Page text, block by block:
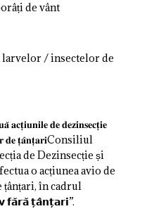
de vânt
larvelor / insectelor de
𝐚𝐜𝐭̦𝐢𝐮𝐧𝐢𝐥𝐞 𝐝𝐞 𝐝𝐞𝐳𝐢𝐧𝐬𝐞𝐜𝐭̦𝐢𝐞
𝐝𝐞 𝐭̦𝐚̂𝐧𝐭̦𝐚𝐫𝐢Consiliul
de Dezinsecție și
o acțiunea avio de
țânțari, în cadrul
𝘁̦𝗮̂𝗻𝘁̦𝗮𝗿𝗶”.